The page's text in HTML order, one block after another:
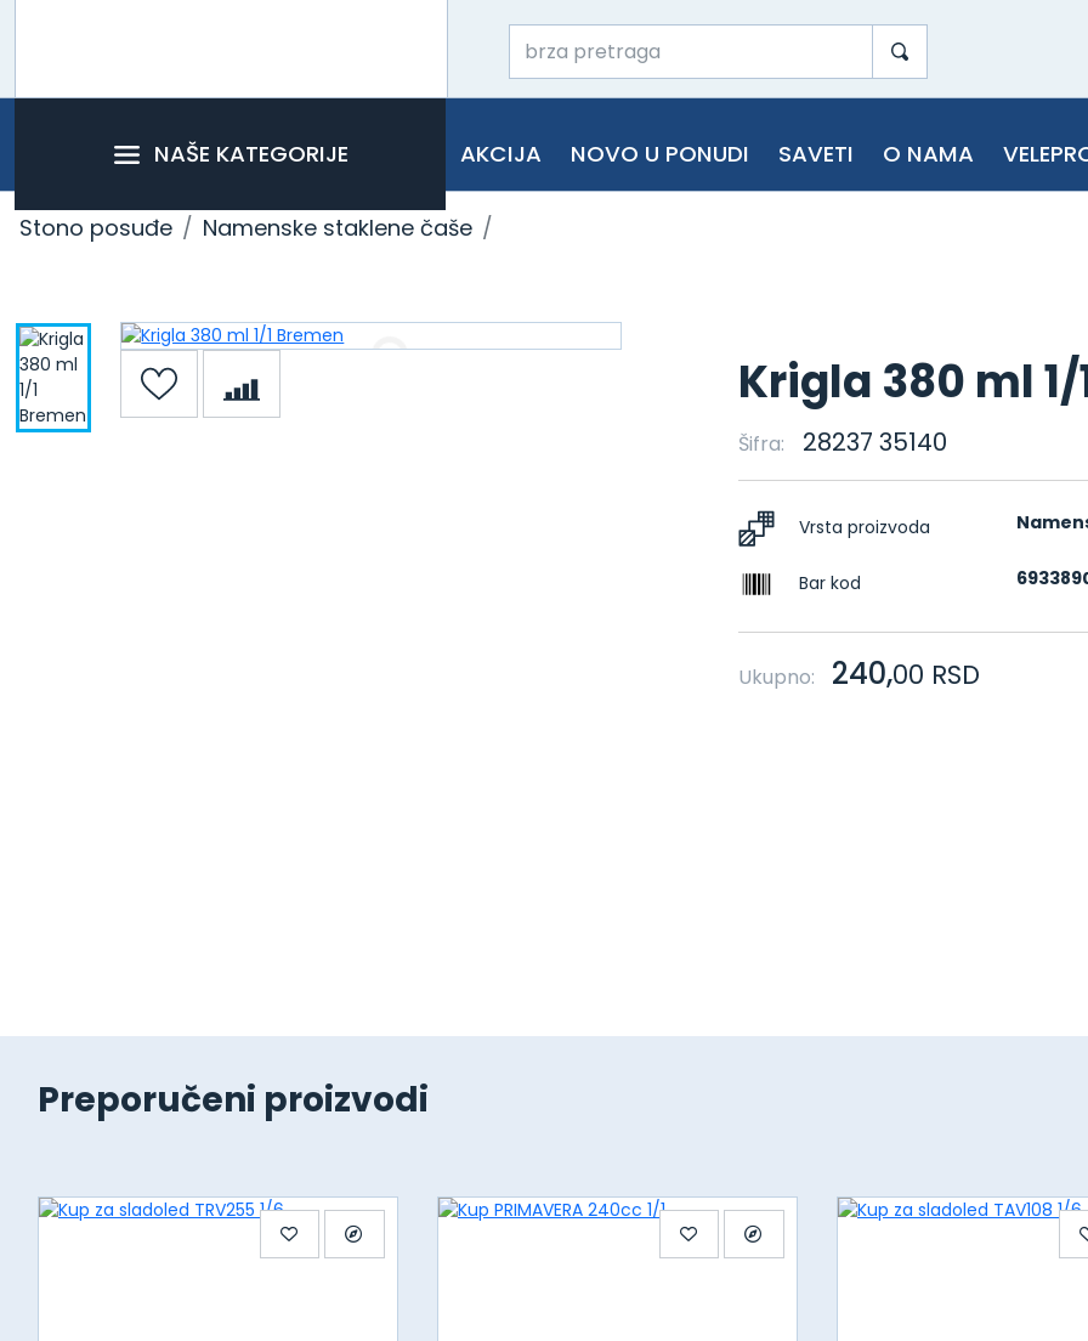
NAŠE KATEGORIJE AKCIJA NOVO U PONUDI SAVETI O NAMA
Stono posuđe Namenske staklene čaše
Krigla 380 ml
Šifra: 28237 35140
Vrsta proizvoda
Bar kod
Ukupno: 240,00 RSD
Preporučeni proizvodi